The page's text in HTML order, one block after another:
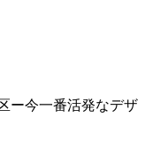
ー今一番活発なデザ